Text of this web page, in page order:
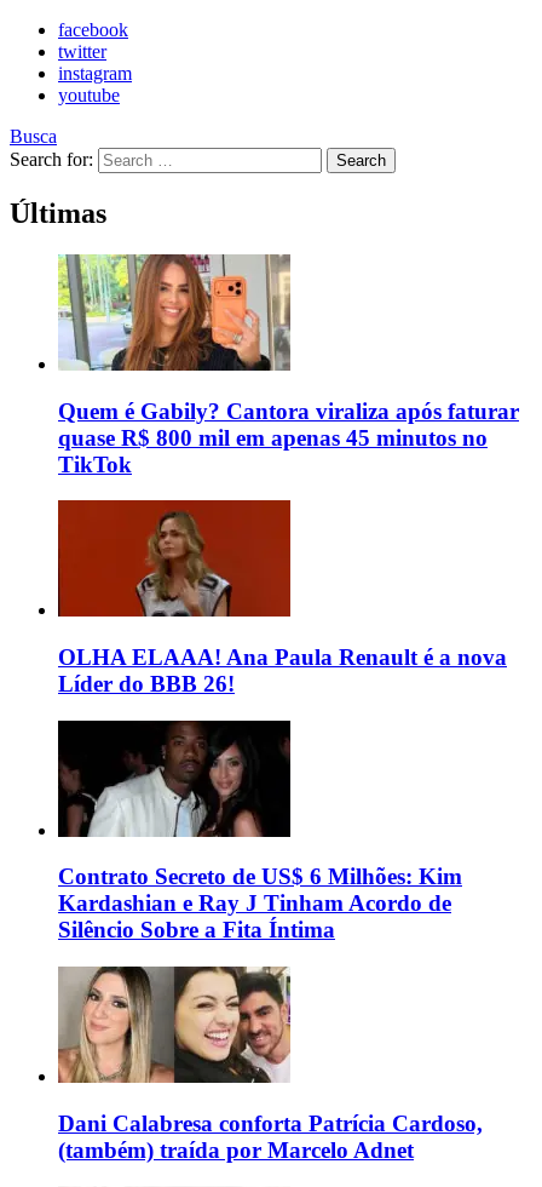
facebook
twitter
instagram
youtube
Busca
Search for:
Search
Últimas
Quem é Gabily? Cantora viraliza após faturar
quase R$ 800 mil em apenas 45 minutos no
TikTok
OLHA ELAAA! Ana Paula Renault é a nova
Líder do BBB 26!
Contrato Secreto de US$ 6 Milhões: Kim
Kardashian e Ray J Tinham Acordo de
Silêncio Sobre a Fita Íntima
Dani Calabresa conforta Patrícia Cardoso,
(também) traída por Marcelo Adnet